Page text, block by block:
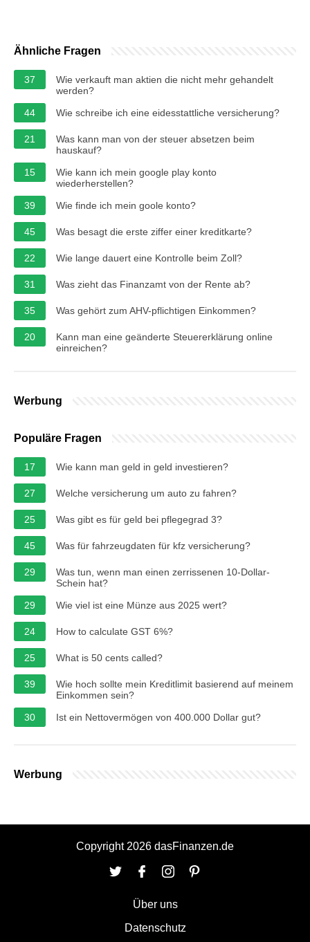
Ähnliche Fragen
37
Wie verkauft man aktien die nicht mehr gehandelt
werden?
44
Wie schreibe ich eine eidesstattliche versicherung?
21
Was kann man von der steuer absetzen beim
hauskauf?
15
Wie kann ich mein google play konto
wiederherstellen?
39
Wie finde ich mein goole konto?
45 Was besagt die erste ziffer einer kreditkarte?
22 Wie lange dauert eine Kontrolle beim Zoll?
31 Was zieht das Finanzamt von der Rente ab?
35 Was gehört zum AHV-pflichtigen Einkommen?
20
Kann man eine geänderte Steuererklärung online
einreichen?
Werbung
Populäre Fragen
17 Wie kann man geld in geld investieren?
27 Welche versicherung um auto zu fahren?
25 Was gibt es für geld bei pflegegrad 3?
45 Was für fahrzeugdaten für kfz versicherung?
29
Was tun, wenn man einen zerrissenen 10-Dollar-
Schein hat?
29
Wie viel ist eine Münze aus 2025 wert?
24 How to calculate GST 6%?
25 What is 50 cents called?
39
Wie hoch sollte mein Kreditlimit basierend auf meinem
Einkommen sein?
30
Ist ein Nettovermögen von 400.000 Dollar gut?
Werbung
Copyright 2026 dasFinanzen.de
Über uns
Datenschutz